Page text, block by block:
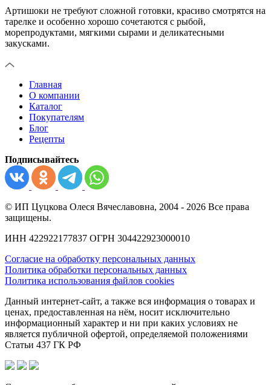
Артишоки не требуют сложной готовки, красиво смотрятся на
тарелке и особенно хорошо сочетаются с рыбой,
морепродуктами, мягкими сырами и деликатесными
закусками.
Главная
О компании
Каталог
Покупателям
Блог
Рецепты
Подписывайтесь
© ИП Цуцкова Олеся Вячеславовна, 2004 - 2026 Все права
защищены.
ИНН 422922177837 ОГРН 304422923000010
Согласие на обработку персональных данных
Политика обработки персональных данных
Политика использования файлов cookies
Данный интернет-сайт, а также вся информация о товарах и
ценах, предоставленная на нём, носит исключительно
информационный характер и ни при каких условиях не
является публичной офертой, определяемой положениями
Статьи 437 ГК РФ